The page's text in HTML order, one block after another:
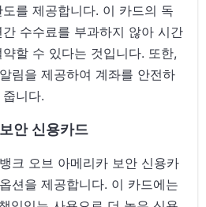
를 제공합니다. 이 카드의 독
수수료를 부과하지 않아 시간
할 수 있다는 것입니다. 또한,
림을 제공하여 계좌를 안전하
니다.
안 신용카드
크 오브 아메리카 보안 신용카
션을 제공합니다. 이 카드에는